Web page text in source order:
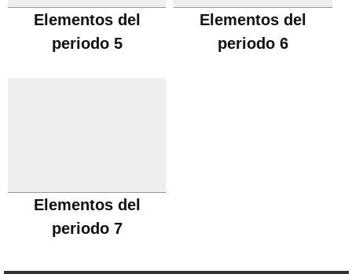
Elementos del
periodo 5
Elementos del
periodo 6
Elementos del
periodo 7